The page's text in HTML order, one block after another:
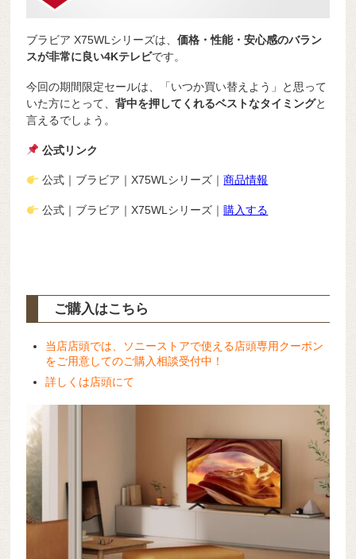
ブラビア X75WLシリーズは、価格・性能・安心感のバラン
スが非常に良い4Kテレビです。
今回の期間限定セールは、「いつか買い替えよう」と思って
いた方にとって、背中を押してくれるベストなタイミングと
言えるでしょう。
公式リンク
公式｜ブラビア｜X75WLシリーズ｜商品情報
公式｜ブラビア｜X75WLシリーズ｜購入する
ご購入はこちら
当店店頭では、ソニーストアで使える店頭専用クーポン
をご用意してのご購入相談受付中！
詳しくは店頭にて